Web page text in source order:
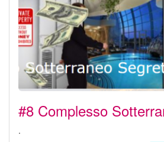
#8 Complesso
.